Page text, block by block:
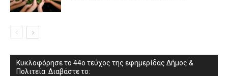
Κυκλοφόρησε το 44ο τεύχος της εφημερίδας Δήμος &
Πολιτεία. Διαβάστε το: